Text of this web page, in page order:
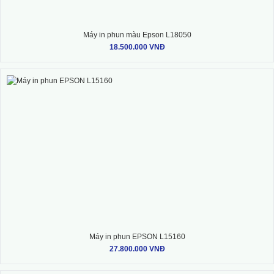
Máy in phun màu Epson L18050
18.500.000 VNĐ
Máy in phun EPSON L15160
27.800.000 VNĐ